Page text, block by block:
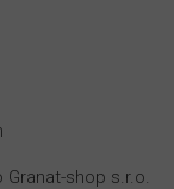
shop s.r.o.